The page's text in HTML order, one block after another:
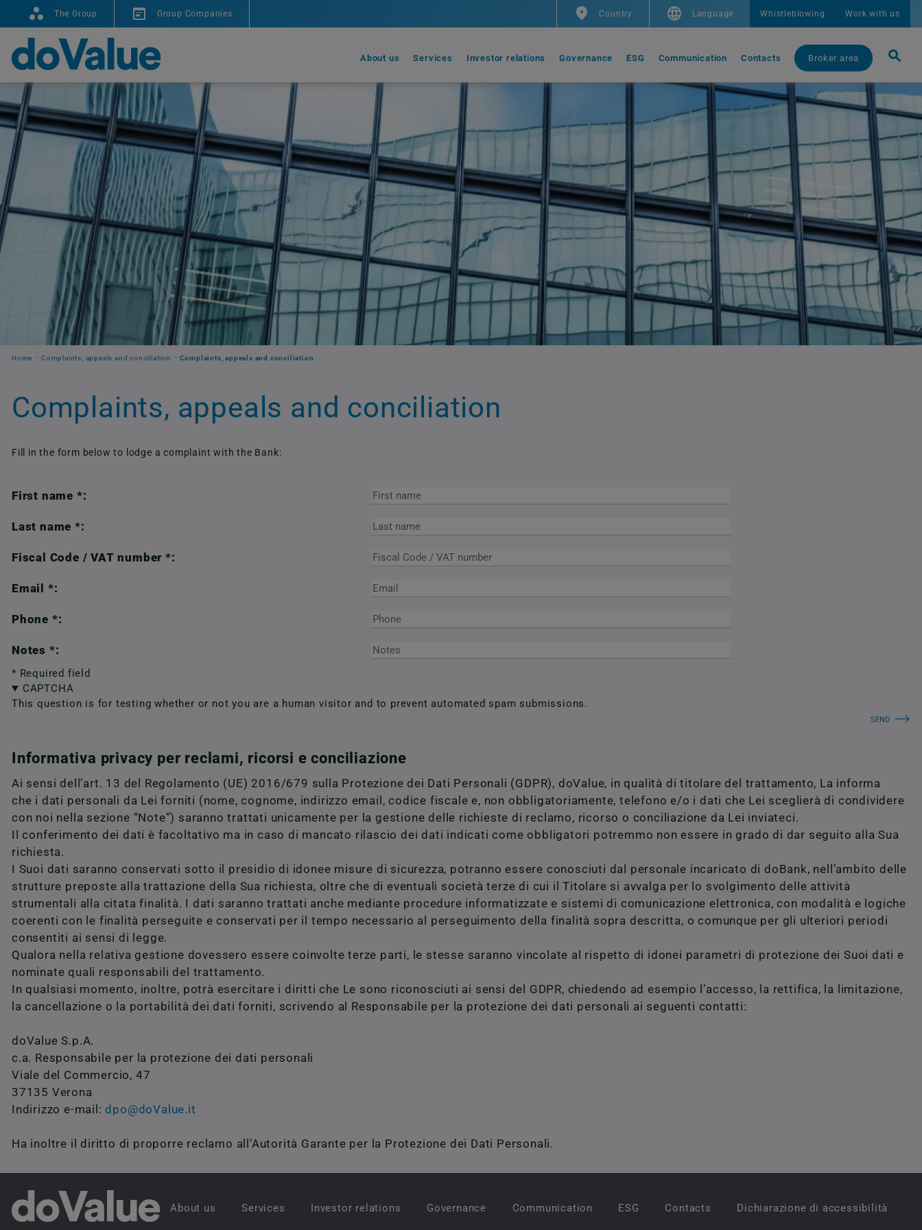
The Group Group Companies Country Language Whistleblowing Work with us
About us Services Investor relations Governance ESG Communication Contacts Broker area
Home Complaints, appeals and conciliation Complaints, appeals and conciliation
Complaints, appeals and conciliation
Fill in the form below to lodge a complaint with the Bank:
First name *:
Last name *:
Fiscal Code / VAT number *:
Email *:
Phone *:
Notes *:
* Required field
CAPTCHA
This question is for testing whether or not you are a human visitor and to prevent automated spam submissions.
Informativa privacy per reclami, ricorsi e conciliazione
Ai sensi dell’art. 13 del Regolamento (UE) 2016/679 sulla Protezione dei Dati Personali (GDPR), doValue, in qualità di titolare del trattamento, La informa
che i dati personali da Lei forniti (nome, cognome, indirizzo email, codice fiscale e, non obbligatoriamente, telefono e/o i dati che Lei sceglierà di condividere
con noi nella sezione “Note”) saranno trattati unicamente per la gestione delle richieste di reclamo, ricorso o conciliazione da Lei inviateci.
Il conferimento dei dati è facoltativo ma in caso di mancato rilascio dei dati indicati come obbligatori potremmo non essere in grado di dar seguito alla Sua
richiesta.
I Suoi dati saranno conservati sotto il presidio di idonee misure di sicurezza, potranno essere conosciuti dal personale incaricato di doBank, nell’ambito delle
strutture preposte alla trattazione della Sua richiesta, oltre che di eventuali società terze di cui il Titolare si avvalga per lo svolgimento delle attività
strumentali alla citata finalità. I dati saranno trattati anche mediante procedure informatizzate e sistemi di comunicazione elettronica, con modalità e logiche
coerenti con le finalità perseguite e conservati per il tempo necessario al perseguimento della finalità sopra descritta, o comunque per gli ulteriori periodi
consentiti ai sensi di legge.
Qualora nella relativa gestione dovessero essere coinvolte terze parti, le stesse saranno vincolate al rispetto di idonei parametri di protezione dei Suoi dati e
nominate quali responsabili del trattamento.
In qualsiasi momento, inoltre, potrà esercitare i diritti che Le sono riconosciuti ai sensi del GDPR, chiedendo ad esempio l’accesso, la rettifica, la limitazione,
la cancellazione o la portabilità dei dati forniti, scrivendo al Responsabile per la protezione dei dati personali ai seguenti contatti:
doValue S.p.A.
c.a. Responsabile per la protezione dei dati personali
Viale del Commercio, 47
37135 Verona
Indirizzo e-mail:dpo@doValue.it
Ha inoltre il diritto di proporre reclamo all’Autorità Garante per la Protezione dei Dati Personali.
About us Services Investor relations Governance Communication ESG Contacts Dichiarazione di accessibilità